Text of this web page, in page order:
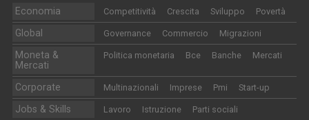
Economia Competitività Crescita Sviluppo Povertà
Global Governance Commercio Migrazioni
Moneta &
Mercati
Politica monetaria Bce Banche Mercati
Corporate Multinazionali Imprese Pmi Start-up
Jobs & Skills Lavoro Istruzione
Parti sociali